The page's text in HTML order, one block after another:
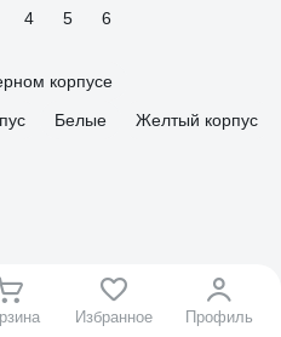
Избранное Профиль
4 5 6
корпусе
Белые
Желтый корпус
ЛУЧ YLP A-150 Termit COB
Li-Ion 4606400006909